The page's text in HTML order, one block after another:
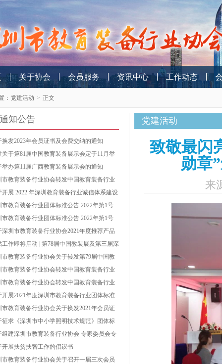
关于协会 会员服务 资讯中心 工作动态
： 党建活动 > 正文
通知公告
换发2023年会员证书及会费交纳的通知
关于第81届中国教育装备展示会定于11月举
通知
举办第11届广西教育装备展示会的通知
市教育装备行业协会转发中国教育装备行业
关于开展2022年教育装备行业企业信用等级
工作的通知
开展 2022 年深圳教育装备行业诚信体系建设
的通知
市教育装备行业团体标准公告 2022年第1号
第 002号）
市教育装备行业团体标准公告 2022年第1号
第 002号）
深圳市教育装备行业协会2021年度推荐产品
结果的公示
工作即将启动 | 第78届中国教装展及第三届深
博会被纳入深圳市国内重点经贸类展会
市教育装备行业协会关于转发第79届中国教
备展示会具体事项的通知
市教育装备行业协会转发中国教育装备行业
关于开展中国教育装备行业协会2022年度推
品工作的通知
市教育装备行业协会转发中国教育装备行业
关于开展2021年教育装备行业企业信用等级
工作的通知
开展2021年度深圳市教育装备行业团体标准
工作的通知
市教育装备行业协会关于换发2021年会员证
会费缴纳的通知
征求《深圳市中小学照明技术规范》团体标
征求意见稿）意见的通知
组建深圳市教育装备行业协会 专家委员会专
的通知
开展扶贫扶智工作的倡议书
市教育装备行业协会关于召开一届三次会员
党建活动
致敬最闪
勋章
来